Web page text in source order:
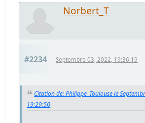
Norbert_T
#2234 Septembre 03, 2022, 19:36:19
Citation de: Philippe_Toulouse le
19:29:50